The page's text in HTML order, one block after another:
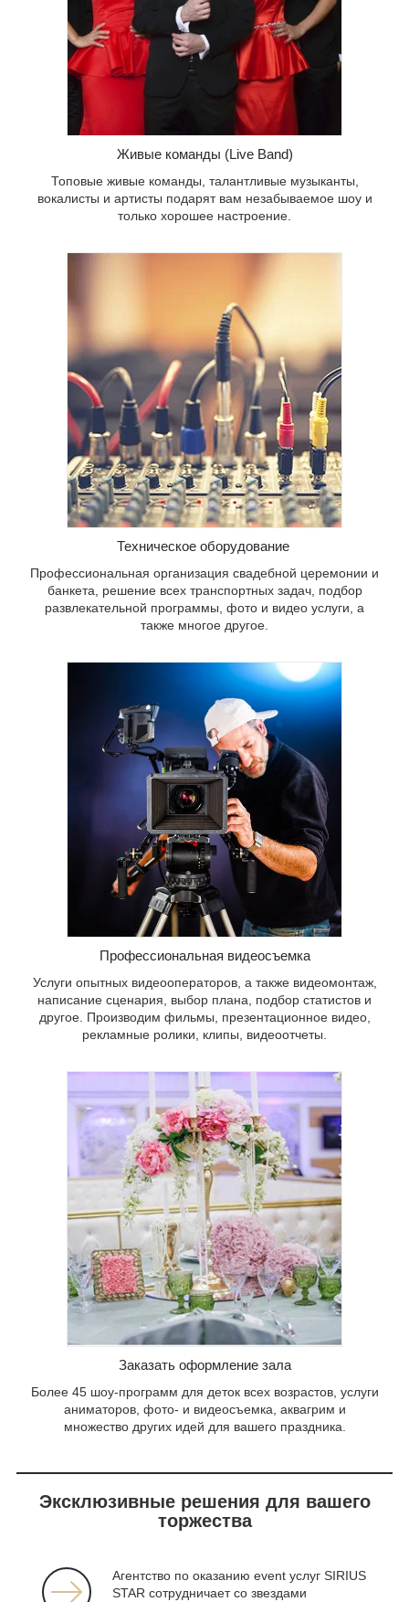
Живые команды (Live Band)
Топовые живые команды, талантливые музыканты,
вокалисты и артисты подарят вам незабываемое шоу и
только хорошее настроение.
Техническое оборудование
Профессиональная организация свадебной церемонии и
банкета, решение всех транспортных задач, подбор
развлекательной программы, фото и видео услуги, а
также многое другое.
Профессиональная видеосъемка
Услуги опытных видеооператоров, а также видеомонтаж,
написание сценария, выбор плана, подбор статистов и
другое. Производим фильмы, презентационное видео,
рекламные ролики, клипы, видеоотчеты.
Заказать оформление зала
Более 45 шоу-программ для деток всех возрастов, услуги
аниматоров, фото- и видеосъемка, аквагрим и
множество других идей для вашего праздника.
Эксклюзивные решения для вашего
торжества
Агентство по оказанию event услуг SIRIUS
STAR сотрудничает со звездами